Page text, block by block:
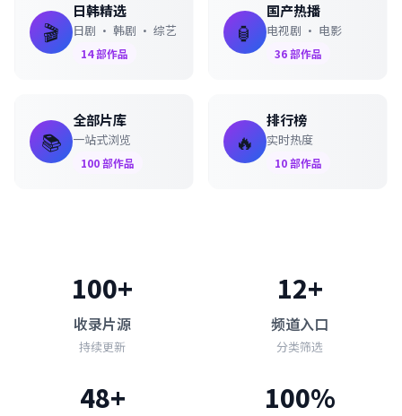
🎬
日韩精选
日剧 · 韩剧 · 综艺
14部作品
🏮
国产热播
电视剧 · 电影
36部作品
📚
全部片库
一站式浏览
100部作品
🔥
排行榜
实时热度
10部作品
100+
收录片源
持续更新
12+
频道入口
分类筛选
48+ 100%